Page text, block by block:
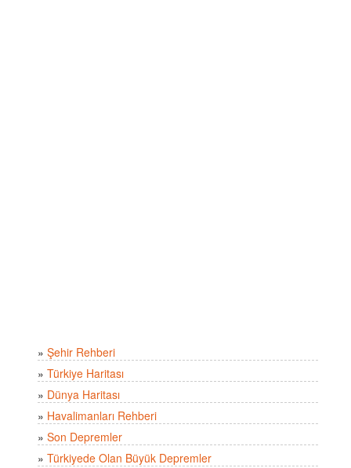
» Şehir Rehberi
» Türkiye Haritası
» Dünya Haritası
» Havalimanları Rehberi
» Son Depremler
» Türkiyede Olan Büyük Depremler